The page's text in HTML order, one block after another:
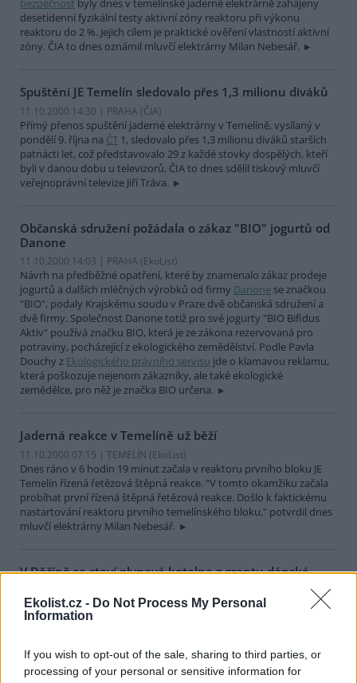
Ekolist.cz - Do Not Process My Personal
Information
If you wish to opt-out of the sale, sharing to third parties, or
processing of your personal or sensitive information for
bezpečnost byly dnes v temelínské jaderné elektrárně zahájeny
desetidenní fyzikální testy aktivní zóny reaktoru při výkonu
reaktoru do 2 %. Jejich cílem je praktické ověření vlastností aktivní
zóny. ČIA to dnes oznámil mluvčí elektrárny Milan Nebesář.
Spuštění JE Temelín sledovalo přes 1,3 milionu diváků
11.10.2000 14:30 | PRAHA (ČIA)
Přímý přenos spuštění jaderné elektrárny v Temelíně, vysílaný v
pondělí 9. října na ČT 1, sledovalo přes 1,3 milionu diváků starších
patnácti let, což představovalo 29 z každé stovky dospělých, kteří
byli v danou dobu u televizorů. ČIA to dnes sdělil tiskový mluvčí
veřejnoprávní televize Jiří Tráva.
Občanská sdružení požádala o zákaz "BIO" jogurtů od
Danone
11.10.2000 14:03 | PRAHA (EkoList)
Návrh na předběžné opatření, které by znamenalo zákaz prodeje
jogurtů a dalších mléčných výrobků od firmy Danone se značkou
"BIO", podaly Krajskému soudu v Praze dvě občanská sdružení a
dvě firmy. Společnost Danone totiž pro své jogurty "BIO Bifidus
Aktiv" používá značku BIO, která je ze zákona rezervovaná pro
potraviny, pocházející z ekologického zemědělství. Podle Pavla
Douchy z Ekologického právního servisu jde o klamavou reklamu,
která poškozuje nejenom zákazníky, ale také ekologické
zemědělce, pro něž je značka BIO určena.
Jaderná reakce v Temelíně už běží
11.10.2000 07:15 | TEMELÍN (EkoList)
Dnes ráno v 6 hodin 19 minut začala v reaktoru prvního bloku JE
Temelín řízená řetězová štěpná reakce. "V tomto okamžiku začala
probíhat první řízená štěpná řetězová reakce. Došlo k faktickému
nastartování reaktoru prvního temelínského bloku," potvrdil dnes
mluvčí elektrárny Milan Nebesář.
V Děčíně se staví plynová kotelna z grantu dánské
10.10.2000 18:45 | DĚČIN (ČIA)
Výstavba nové plynové kotelny s využitím geotermální energie
Musila se v rámci České republiky jedná o zatím ojedinělý projekt,
když zhruba jedna třetina vyrobeného tepla bude pocházet z
geotermálních zdrojů.